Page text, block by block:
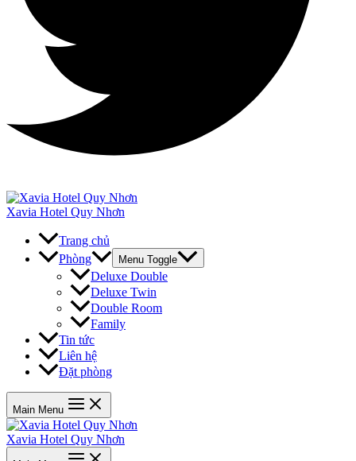
Xavia Hotel Quy Nhơn
Trang chủ
Phòng
Menu Toggle
Deluxe Double
Deluxe Twin
Double Room
Family
Tin tức
Liên hệ
Đặt phòng
Main Menu
Xavia Hotel Quy Nhơn